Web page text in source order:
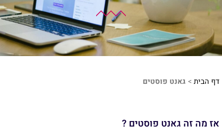
דף הבית > גאנט פוסטים
אז מה זה גאנט פוסטים ?